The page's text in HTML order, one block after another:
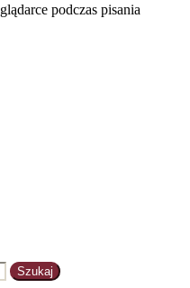
podczas pisania